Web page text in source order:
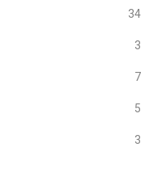
34
3
7
5
3